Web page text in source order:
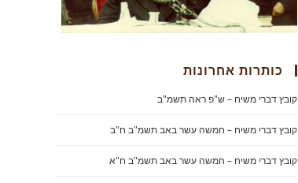
כותרות אחרונות
קובץ דברי משיח – ש"פ ראה תשמ"ב
קובץ דברי משיח – חמשה עשר באב תשמ"ב ח"ב
קובץ דברי משיח – חמשה עשר באב תשמ"ב ח"א